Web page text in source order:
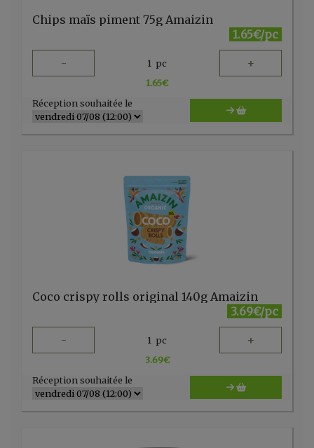
Chips maïs piment 75g Amaizin
1.65€/pc
- 1 pc +
1.65€
Réception souhaitée le
Coco crispy rolls original 140g Amaizin
3.69€/pc
- 1 pc +
3.69€
Réception souhaitée le